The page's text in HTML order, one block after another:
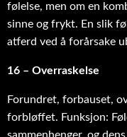
følelse, men om en
sinne og frykt. En slik
atferd ved å forårsake
16 – Overraskelse
Forundret, forbauset,
forbløffet. Funksjon: